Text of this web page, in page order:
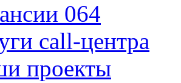
064
call-центра
проекты